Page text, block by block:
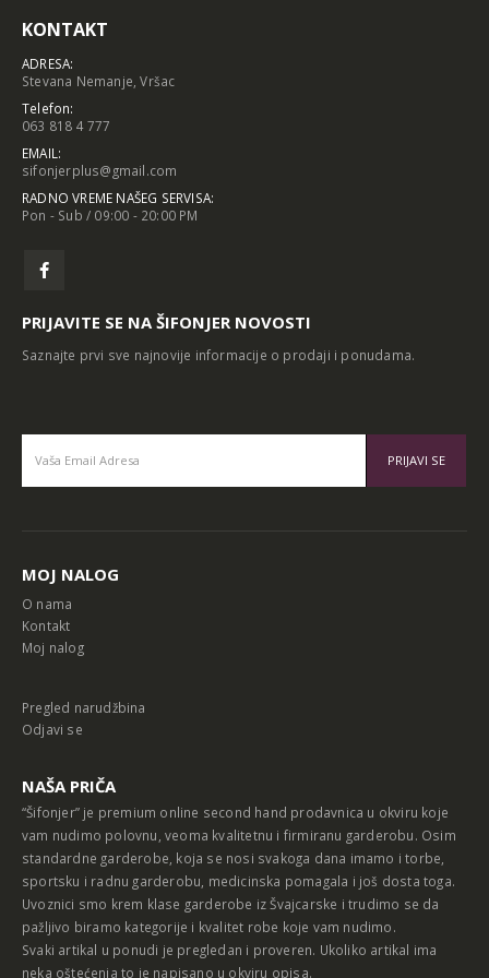
KONTAKT
ADRESA:
Stevana Nemanje, Vršac
Telefon:
063 818 4 777
EMAIL:
sifonjerplus@gmail.com
RADNO VREME NAŠEG SERVISA:
Pon - Sub / 09:00 - 20:00 PM
PRIJAVITE SE NA ŠIFONJER NOVOSTI
Saznajte prvi sve najnovije informacije o prodaji i ponudama.
MOJ NALOG
O nama
Kontakt
Moj nalog
Pregled narudžbina
Odjavi se
NAŠA PRIČA
“Šifonjer” je premium online second hand prodavnica u okviru koje
vam nudimo polovnu, veoma kvalitetnu i firmiranu garderobu. Osim
standardne garderobe, koja se nosi svakoga dana imamo i torbe,
sportsku i radnu garderobu, medicinska pomagala i još dosta toga.
Uvoznici smo krem klase garderobe iz Švajcarske i trudimo se da
pažljivo biramo kategorije i kvalitet robe koje vam nudimo.
Svaki artikal u ponudi je pregledan i proveren. Ukoliko artikal ima
neka oštećenja to je napisano u okviru opisa.